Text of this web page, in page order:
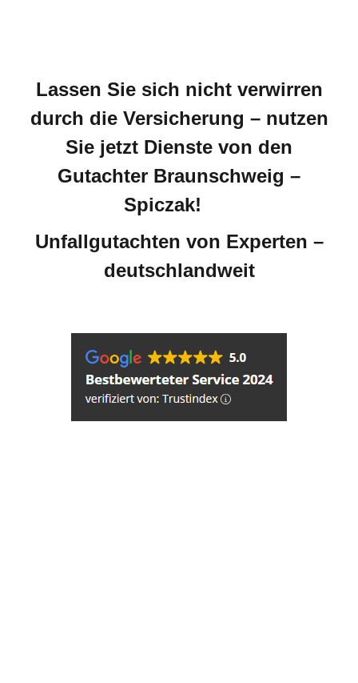
Lassen Sie sich nicht verwirren
durch die Versicherung – nutzen
Sie jetzt Dienste von den
Gutachter Braunschweig –
Spiczak!
Unfallgutachten von Experten –
deutschlandweit